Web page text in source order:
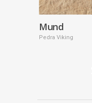
Mund
Pedra Viking